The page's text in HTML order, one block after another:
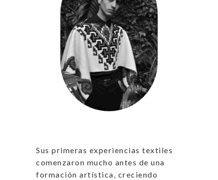
Sus primeras experiencias textiles
comenzaron mucho antes de una
formación artística, creciendo